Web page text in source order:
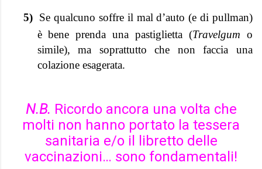
5) Se qualcuno soffre il mal d’auto (e di pullman)
è bene prenda una pastiglietta (Travelgum o
simile), ma soprattutto che non faccia una
colazione esagerata.
N.B. Ricordo ancora una volta che
molti non hanno portato la tessera
sanitaria e/o il libretto delle
vaccinazioni… sono fondamentali!